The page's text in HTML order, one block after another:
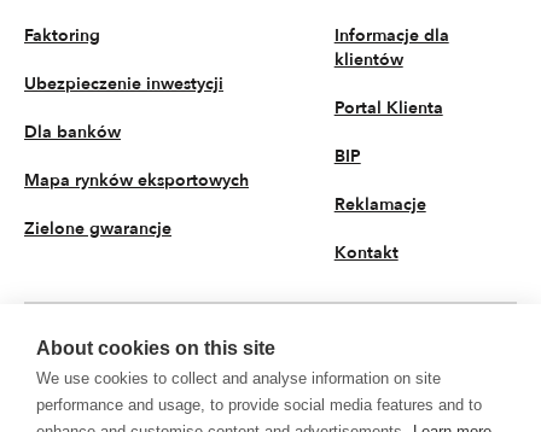
Faktoring
Ubezpieczenie inwestycji
Dla banków
Mapa rynków eksportowych
Zielone gwarancje
Informacje dla
klientów
Portal Klienta
BIP
Reklamacje
Kontakt
© 2026 KUKE S.A. Wszystkie prawa zastrzeżone
PL
About cookies on this site
We use cookies to collect and analyse information on site
performance and usage, to provide social media features and to